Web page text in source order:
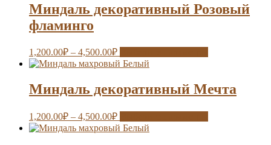
Миндаль декоративный Розовый
фламинго
1,200.00₽ – 4,500.00₽
Миндаль декоративный Мечта
1,200.00₽ – 4,500.00₽